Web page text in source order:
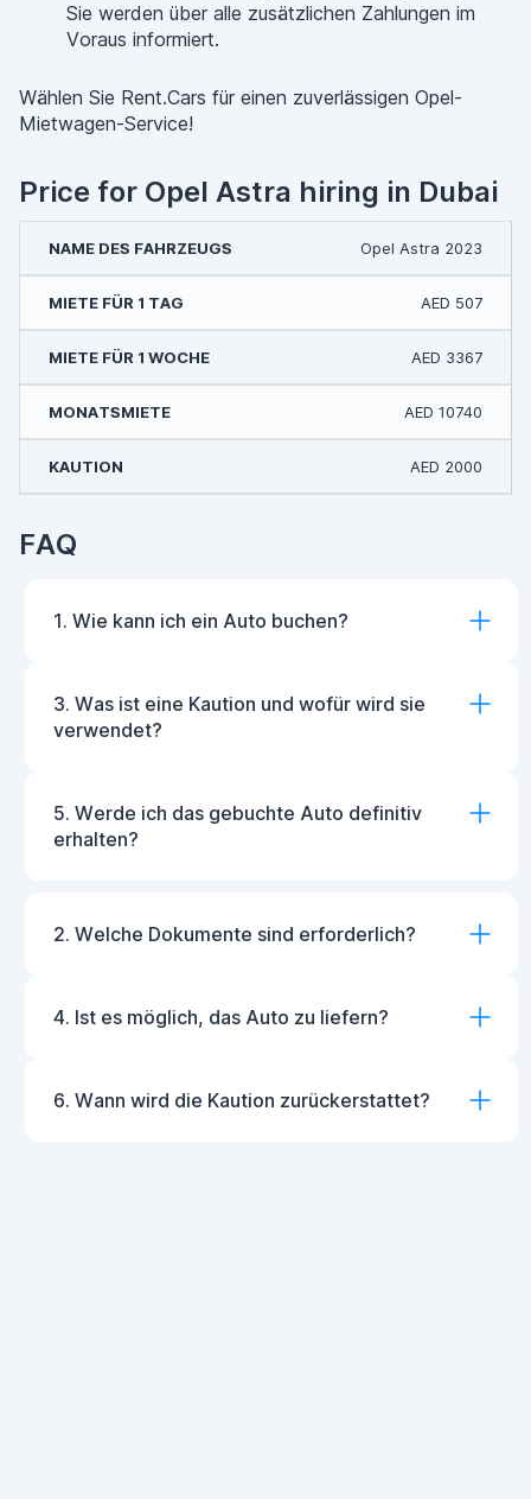
Sie werden über alle zusätzlichen Zahlungen im
Voraus informiert.
Wählen Sie Rent.Cars für einen zuverlässigen Opel-
Mietwagen-Service!
Price for Opel Astra hiring in Dubai
Opel Astra 2023
AED 507
AED 3367
AED 10740
AED 2000
FAQ
1. Wie kann ich ein Auto buchen?
3. Was ist eine Kaution und wofür wird sie
verwendet?
5. Werde ich das gebuchte Auto definitiv
erhalten?
2. Welche Dokumente sind erforderlich?
4. Ist es möglich, das Auto zu liefern?
6. Wann wird die Kaution zurückerstattet?